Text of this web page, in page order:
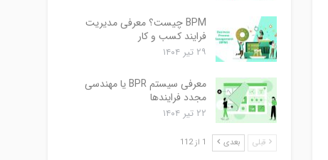
BPM چیست؟ معرفی مدیریت
فرایند کسب و کار
۲۹ تیر ۱۴۰۴
معرفی سیستم BPR یا مهندسی
مجدد فرایندها
۲۲ تیر ۱۴۰۴
قبلی بعدی 1 از 112